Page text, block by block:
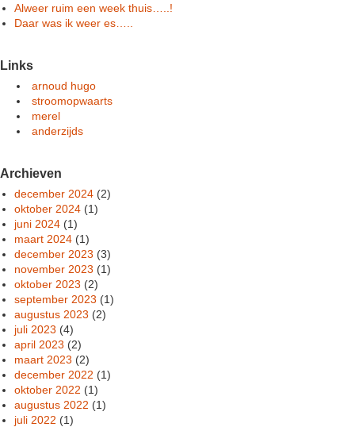
Alweer ruim een week thuis…..!
Daar was ik weer es…..
Links
arnoud hugo
stroomopwaarts
merel
anderzijds
Archieven
december 2024 (2)
oktober 2024 (1)
juni 2024 (1)
maart 2024 (1)
december 2023 (3)
november 2023 (1)
oktober 2023 (2)
september 2023 (1)
augustus 2023 (2)
juli 2023 (4)
april 2023 (2)
maart 2023 (2)
december 2022 (1)
oktober 2022 (1)
augustus 2022 (1)
juli 2022 (1)